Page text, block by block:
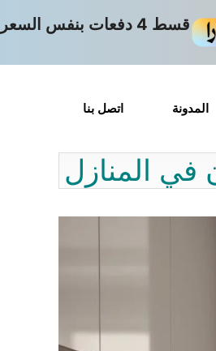
قسط 4 دفعات بنفس السعر
المدونة اتصل بنا
في المنازل